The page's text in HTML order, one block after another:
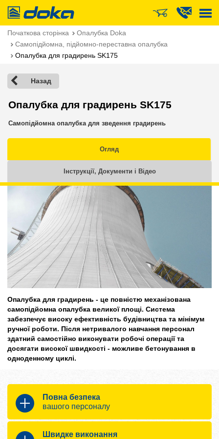
Doka
Початкова сторінка
Опалубка Doka
Самопідйомна, підйомно-переставна опалубка
Опалубка для градирень SK175
Назад
Опалубка для градирень SK175
Самопідйомна опалубка для зведення градирень
Огляд
Інструкції, Документи і Відео
Опалубка для градирень - це повністю механізована
самопідйомна опалубка великої площі. Система
забезпечує високу ефективність будівництва та мінімум
ручної роботи. Після нетривалого навчання персонал
здатний самостійно виконувати робочі операції та
досягати високої швидкості - можливе бетонування в
одноденному циклі.
Повна безпека
вашого персоналу
Безпека на всіх стадіях роботи
Швидке виконання